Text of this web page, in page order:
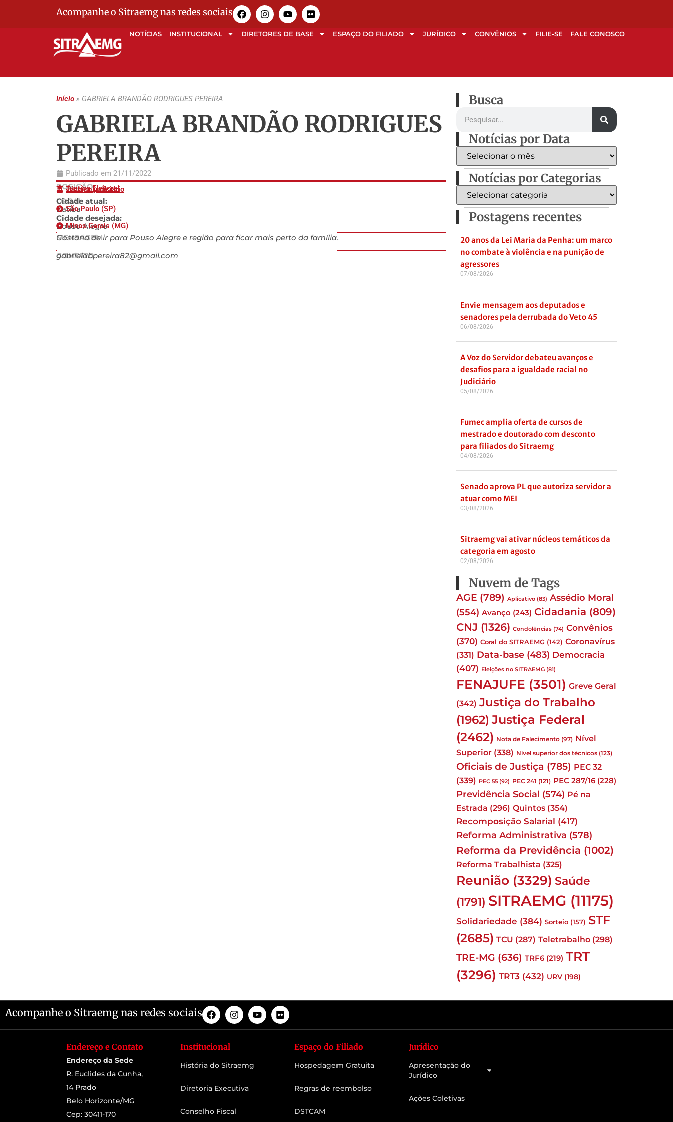
Acompanhe o Sitraemg nas redes sociais
NOTÍCIAS INSTITUCIONAL DIRETORES DE BASE ESPAÇO DO FILIADO JURÍDICO CONVÊNIOS FILIE-SE FALE CONOSCO
Início » GABRIELA BRANDÃO RODRIGUES PEREIRA
GABRIELA BRANDÃO RODRIGUES
PEREIRA
Publicado em 21/11/2022
POSIÇÃO
Justiça Eleitoral
Técnico judiciário
LOCAL
Cidade atual:
Itatiba
São Paulo (SP)
Cidade desejada:
Pouso Alegre
Minas Gerais (MG)
MENSAGEM
Gostaria de ir para Pouso Alegre e região para ficar mais perto da família.
CONTATO
gabrielabpereira82@gmail.com
Busca
Notícias por Data
Notícias por Categorias
Postagens recentes
20 anos da Lei Maria da Penha: um marco
no combate à violência e na punição de
agressores
07/08/2026
Envie mensagem aos deputados e
senadores pela derrubada do Veto 45
06/08/2026
A Voz do Servidor debateu avanços e
desafios para a igualdade racial no
Judiciário
05/08/2026
Fumec amplia oferta de cursos de
mestrado e doutorado com desconto
para filiados do Sitraemg
04/08/2026
Senado aprova PL que autoriza servidor a
atuar como MEI
03/08/2026
Sitraemg vai ativar núcleos temáticos da
categoria em agosto
02/08/2026
Nuvem de Tags
AGE (789) Aplicativo (83) Assédio Moral
(554) Avanço (243) Cidadania (809)
CNJ (1326) Condolências (74) Convênios
(370) Coral do SITRAEMG (142) Coronavírus
(331) Data-base (483) Democracia
(407) Eleições no SITRAEMG (81)
FENAJUFE (3501) Greve Geral
(342) Justiça do Trabalho
(1962) Justiça Federal
(2462) Nota de Falecimento (97) Nível
Superior (338) Nível superior dos técnicos (123)
Oficiais de Justiça (785) PEC 32
(339) PEC 55 (92) PEC 241 (121) PEC 287/16 (228)
Previdência Social (574) Pé na
Estrada (296) Quintos (354)
Recomposição Salarial (417)
Reforma Administrativa (578)
Reforma da Previdência (1002)
Reforma Trabalhista (325)
Reunião (3329) Saúde
(1791) SITRAEMG (11175)
Solidariedade (384) Sorteio (157) STF
(2685) TCU (287) Teletrabalho (298)
TRE-MG (636) TRF6 (219) TRT
(3296) TRT3 (432) URV (198)
Acompanhe o Sitraemg nas redes sociais
Endereço e Contato
Endereço da Sede
R. Euclides da Cunha,
14 Prado
Belo Horizonte/MG
Cep: 30411-170
Institucional
História do Sitraemg
Diretoria Executiva
Conselho Fiscal
Espaço do Filiado
Hospedagem Gratuita
Regras de reembolso
DSTCAM
Jurídico
Apresentação do
Jurídico
Ações Coletivas